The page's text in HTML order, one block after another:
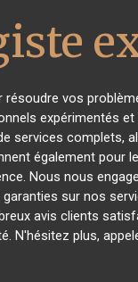
résoudre vos
expérimentés
complets,
également pour
Nous nous
sur nos
avis clients
N'hésitez plus,